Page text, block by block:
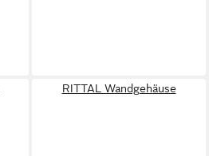
RITTAL Wandgehäuse